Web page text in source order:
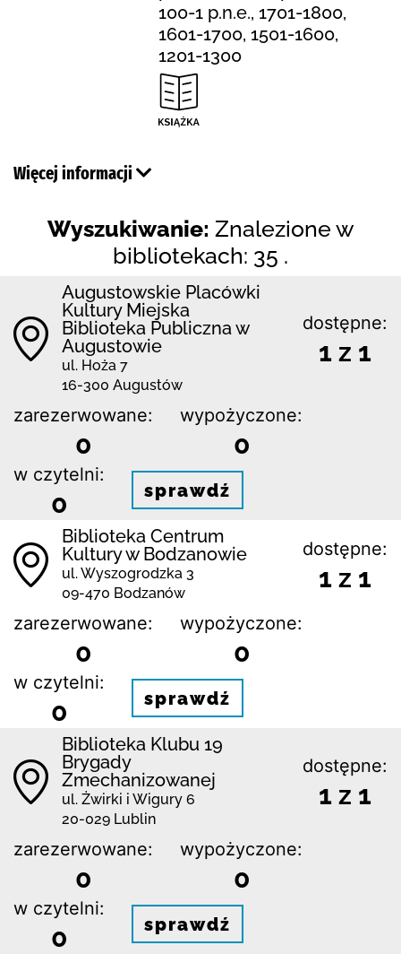
100-1 p.n.e., 1701-1800,
1601-1700, 1501-1600,
1201-1300
Więcej informacji
Wyszukiwanie: Znalezione w
bibliotekach: 35 .
Augustowskie Placówki
Kultury Miejska
Biblioteka Publiczna w
Augustowie
ul. Hoża 7
16-300 Augustów
dostępne:
1 z 1
zarezerwowane:
0
wypożyczone:
0
w czytelni:
0 sprawdź
Biblioteka Centrum
Kultury w Bodzanowie
ul. Wyszogrodzka 3
09-470 Bodzanów
dostępne:
1 z 1
zarezerwowane:
0
wypożyczone:
0
w czytelni:
0 sprawdź
Biblioteka Klubu 19
Brygady
Zmechanizowanej
ul. Żwirki i Wigury 6
20-029 Lublin
dostępne:
1 z 1
zarezerwowane:
0
wypożyczone:
0
w czytelni:
0 sprawdź